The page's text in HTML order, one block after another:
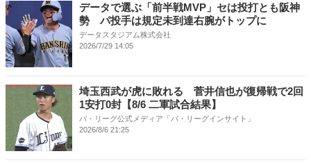
データで選ぶ「前半戦MVP」セは投打とも阪神
勢 パ投手は規定未到達右腕がトップに
データスタジアム株式会社
2026/7/29 14:05
埼玉西武が虎に敗れる 菅井信也が復帰戦で2回
1安打0封【8/6 二軍試合結果】
パ・リーグ公式メディア「パ・リーグインサイト」
2026/8/6 21:25